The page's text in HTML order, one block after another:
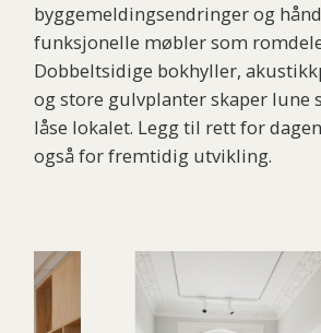
byggemeldingsendringer og
funksjonelle møbler som
Dobbeltsidige bokhyller,
og store gulvplanter skaper lune
låse lokalet. Legg til rett for
også for fremtidig utvikling.